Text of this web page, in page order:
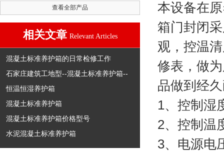
本设备在
箱门封闭
观，控温
修表，做
品做到经
1、控制湿
2、控制温
3、电源电
查看全部产品
相关文章 Relevant Articles
混凝土标准养护箱的日常检修工作
石家庄建筑工地型--混凝土标准养护箱--
恒温恒湿养护箱
混凝土标准养护箱
混凝土标准养护箱价格型号
水泥混凝土标准养护箱